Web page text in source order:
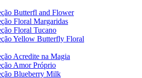
Butterfl and Flower
Floral Margaridas
Floral Tucano
Yellow Butterfly Floral
Acredite na Magia
Amor Próprio
Blueberry Milk